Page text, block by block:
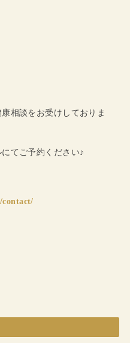
相談をお受けしておりま
てご予約ください♪